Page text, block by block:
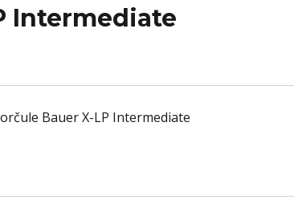
Intermediate